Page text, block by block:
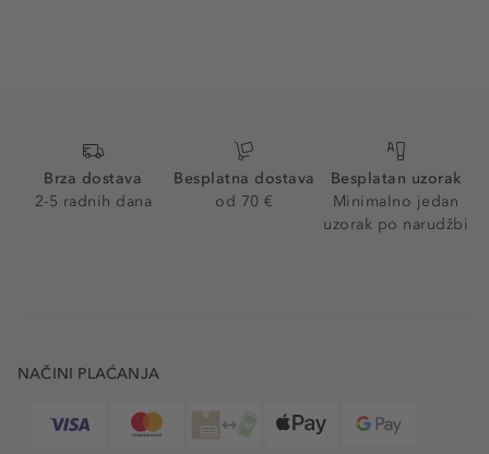
Brza dostava
2-5 radnih dana
Besplatna dostava
od 70 €
Besplatan uzorak
Minimalno jedan
uzorak po narudžbi
NAČINI PLAĆANJA